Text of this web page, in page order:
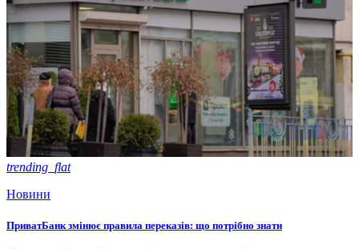
trending_flat
Новини
ПриватБанк змінює правила переказів: що потрібно знати